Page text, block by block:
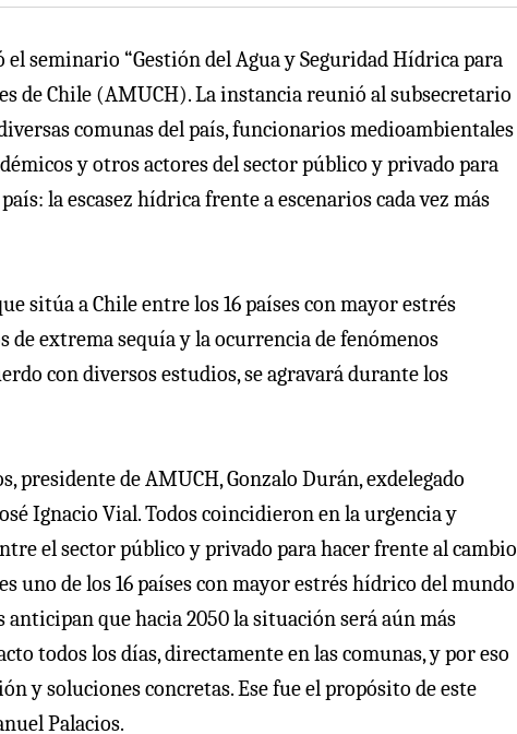
seminario “Gestión del Agua y Seguridad Hídrica para
de Chile (AMUCH). La instancia reunió al subsecretario
comunas del país, funcionarios medioambientales
y otros actores del sector público y privado para
la escasez hídrica frente a escenarios cada vez más
sitúa a Chile entre los 16 países con mayor estrés
de extrema sequía y la ocurrencia de fenómenos
con diversos estudios, se agravará durante los
presidente de AMUCH, Gonzalo Durán, exdelegado
Ignacio Vial. Todos coincidieron en la urgencia y
el sector público y privado para hacer frente al cambio
uno de los 16 países con mayor estrés hídrico del mundo
que hacia 2050 la situación será aún más
todos los días, directamente en las comunas, y por eso
y soluciones concretas. Ese fue el propósito de este
Palacios.